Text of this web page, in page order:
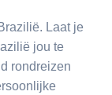
Laat je
jou te
rondreizen